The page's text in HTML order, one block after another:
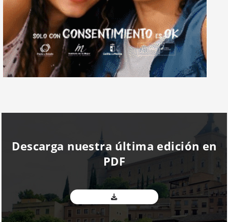
Descarga nuestra última edición en
PDF